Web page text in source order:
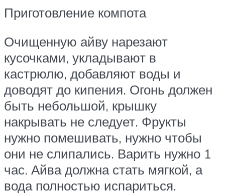
Приготовление компота
Очищенную айву нарезают
кусочками, укладывают в
кастрюлю, добавляют воды и
доводят до кипения. Огонь должен
быть небольшой, крышку
накрывать не следует. Фрукты
нужно помешивать, нужно чтобы
они не слипались. Варить нужно 1
час. Айва должна стать мягкой, а
вода полностью испариться.